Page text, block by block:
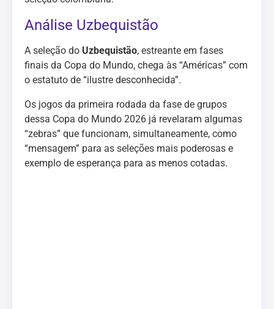
Análise Uzbequistão
A seleção do Uzbequistão, estreante em fases
finais da Copa do Mundo, chega às “Américas” com
o estatuto de “ilustre desconhecida”.
Os jogos da primeira rodada da fase de grupos
dessa Copa do Mundo 2026 já revelaram algumas
“zebras” que funcionam, simultaneamente, como
“mensagem” para as seleções mais poderosas e
exemplo de esperança para as menos cotadas.